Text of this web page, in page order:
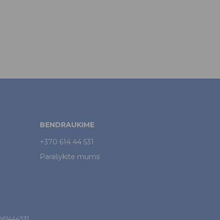
BENDRAUKIME
+370 614 44 531
Parašykite mums